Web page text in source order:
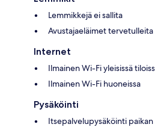
Lemmikkejä ei sallita
Avustajaeläimet tervetulleita
Internet
Ilmainen Wi-Fi yleisissä
Ilmainen Wi-Fi huoneissa
Pysäköinti
Itsepalvelupysäköinti paikan